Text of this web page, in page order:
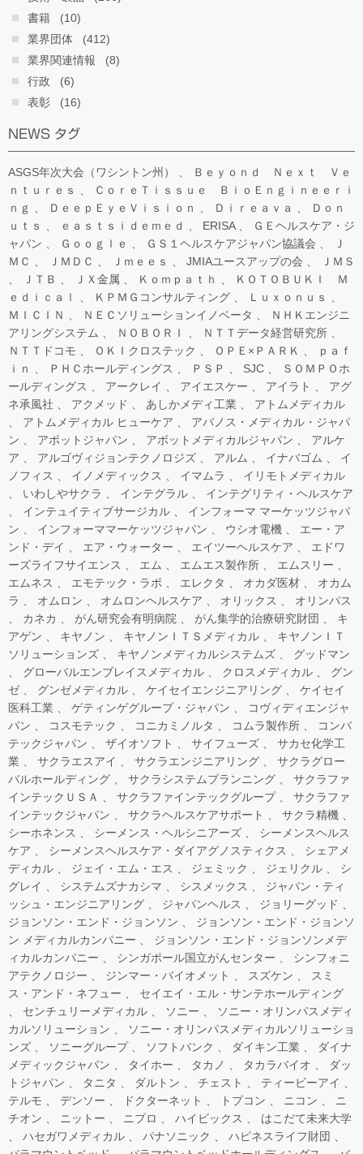
書籍
(10)
業界団体
(412)
業界関連情報
(8)
行政
(6)
表彰
(16)
NEWS タグ
ASGS年次大会（ワシントン州）
Ｂｅｙｏｎｄ Ｎｅｘｔ Ｖｅ
ｎｔｕｒｅｓ
ＣｏｒｅＴｉｓｓｕｅ ＢｉｏＥｎｇｉｎｅｅｒｉ
ｎｇ
ＤｅｅｐＥｙｅＶｉｓｉｏｎ Ｄｉｒｅａｖａ
Ｄｏｎ
ｕｔｓ
ｅａｓｔｓｉｄｅｍｅｄ ERISA
ＧＥヘルスケア・ジ
ャパン
Ｇｏｏｇｌｅ ＧＳ１ヘルスケアジャパン協議会
Ｊ
ＭＣ
ＪＭＤＣ Ｊｍｅｅｓ JMIAユースアップの会
ＪＭＳ
ＪＴＢ
ＪＸ金属 Ｋｏｍｐａｔｈ
ＫＯＴＯＢＵＫＩ Ｍ
ｅｄｉｃａｌ
ＫＰＭＧコンサルティング
Ｌｕｘｏｎｕｓ
ＭＩＣＩＮ
ＮＥＣソリューションイノベータ
ＮＨＫエンジニ
アリングシステム
ＮＯＢＯＲＩ
ＮＴＴデータ経営研究所
ＮＴＴドコモ
ＯＫＩクロステック ＯＰＥ×ＰＡＲＫ
ｐａｆ
ｉｎ
ＰＨＣホールディングス ＰＳＰ SJC
ＳＯＭＰＯホ
ールディングス
アークレイ アイエスケー アイラト
アグ
ネ承風社
アクメッド あしかメディ工業
アトムメディカル
アトムメディカル ヒューケア
アバノス・メディカル・ジャパ
ン
アボットジャパン アボットメディカルジャパン
アルケ
ア
アルゴヴィジョンテクノロジズ アルム イナバゴム
イ
ノフィス
イノメディックス イマムラ
イリモトメディカル
いわしやサクラ
インテグラル
インテグリティ・ヘルスケア
インテュイティブサージカル
インフォーマ マーケッツジャパ
ン
インフォーママーケッツジャパン ウシオ電機
エー・ア
ンド・デイ
エア・ウォーター エイツーヘルスケア
エドワ
ーズライフサイエンス
エム エムエス製作所
エムスリー
エムネス
エモテック・ラボ エレクタ オカダ医材
オカム
ラ
オムロン オムロンヘルスケア オリックス
オリンパス
カネカ
がん研究会有明病院 がん集学的治療研究財団
キ
アゲン
キヤノン キヤノンＩＴＳメディカル
キヤノンＩＴ
ソリューションズ
キヤノンメディカルシステムズ
グッドマン
グローバルエンブレイスメディカル
クロスメディカル
グン
ゼ
グンゼメディカル ケイセイエンジニアリング
ケイセイ
医科工業
ゲティンゲグループ・ジャパン
コヴィディエンジャ
パン
コスモテック コニカミノルタ コムラ製作所
コンバ
テックジャパン
ザイオソフト サイフューズ
サカセ化学工
業
サクラエスアイ サクラエンジニアリング
サクラグロー
バルホールディング
サクラシステムプランニング
サクラファ
インテックＵＳＡ
サクラファインテックグループ
サクラファ
インテックジャパン
サクラヘルスケアサポート
サクラ精機
シーホネンス
シーメンス・ヘルシニアーズ
シーメンスヘルス
ケア
シーメンスヘルスケア・ダイアグノスティクス
シェアメ
ディカル
ジェイ・エム・エス ジェミック ジェリクル
シ
グレイ
システムズナカシマ シスメックス
ジャパン・ティ
ッシュ・エンジニアリング
ジャパンヘルス
ジョリーグッド
ジョンソン・エンド・ジョンソン
ジョンソン・エンド・ジョンソ
ン メディカルカンパニー
ジョンソン・エンド・ジョンソンメデ
ィカルカンパニー
シンガポール国立がんセンター
シンフォニ
アテクノロジー
ジンマー・バイオメット スズケン
スミ
ス・アンド・ネフュー
セイエイ・エル・サンテホールディング
センチュリーメディカル
ソニー
ソニー・オリンパスメディ
カルソリューション
ソニー・オリンパスメディカルソリューショ
ンズ
ソニーグループ ソフトバンク ダイキン工業
ダイナ
メディックジャパン
タイホー タカノ タカラバイオ
ダッ
トジャパン
タニタ ダルトン チェスト
ティービーアイ
テルモ
デンソー ドクターネット トプコン ニコン
ニ
チオン
ニットー ニプロ ハイビックス
はこだて未来大学
ハセガワメディカル
パナソニック
ハピネスライフ財団